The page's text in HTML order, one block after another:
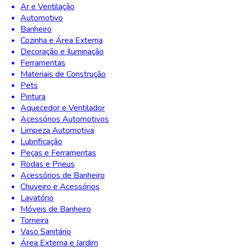
Ar e Ventilação
Automotivo
Banheiro
Cozinha e Área Externa
Decoração e Iluminação
Ferramentas
Materiais de Construção
Pets
Pintura
Aquecedor e Ventilador
Acessórios Automotivos
Limpeza Automotiva
Lubrificação
Peças e Ferramentas
Rodas e Pneus
Acessórios de Banheiro
Chuveiro e Acessórios
Lavatório
Móveis de Banheiro
Torneira
Vaso Sanitário
Área Externa e Jardim